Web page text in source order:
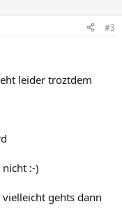
#3
leider troztdem
:-)
gehts dann